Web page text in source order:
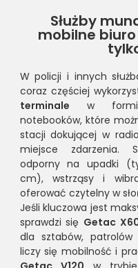
Służby
mobilne
W policji i innych
coraz częściej
terminale w formie
notebooków, które
stacji dokującej w
miejsce zdarzenia.
odporny na upadki
cm), wstrząsy i
oferować czytelny w
Jeśli kluczowa jest
sprawdzi się Getac
dla sztabów, patrolów
liczy się mobilność i